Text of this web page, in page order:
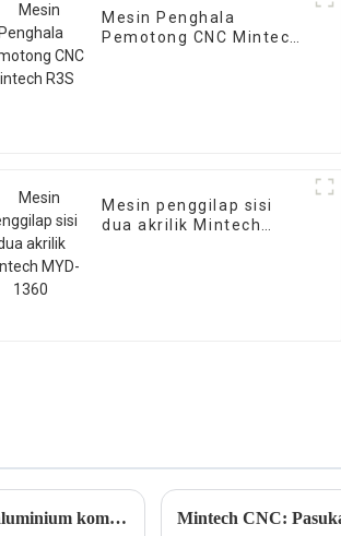
Mesin Penghala
Pemotong CNC Mintech
Mesin penggilap sisi
dua akrilik Mintech
Apakah aliran kerja penghala pemotong sarang lebah aluminium komposit? Mintech CNC: